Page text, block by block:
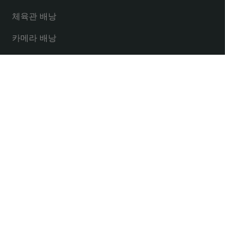
체육관 배낭
카메라 배낭
KO